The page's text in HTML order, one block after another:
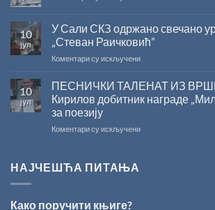
на
српском
језику
2026.
ГОДИНУ
СНИЖЕЊЕ
10
јул
У Сали СКЗ одржано свечано
„Стеван Раичковић”
Коментари су искљученина
Сали
СКЗ
одржано
уручење
10
јул
ПЕСНИЧКИ ТАЛЕНАТ ИЗ
Кирилов добитник награде
за поезију
Коментари су искљученина
НАЈЧЕШЋА ПИТАЊА
Како поручити књиге?